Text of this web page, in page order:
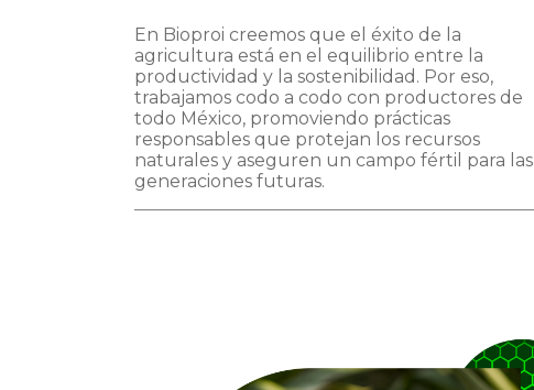
En Bioproi creemos que el éxito de la
agricultura está en el equilibrio entre la
productividad y la sostenibilidad. Por eso,
trabajamos codo a codo con productores de
todo México, promoviendo prácticas
responsables que protejan los recursos
naturales y aseguren un campo fértil para las
generaciones futuras.